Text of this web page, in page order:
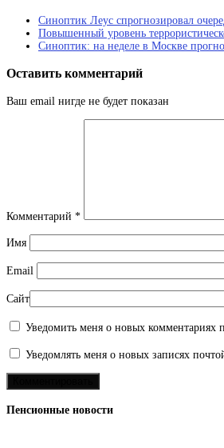
Синоптик Леус спрогнозировал
Повышенный уровень
Синоптик: на неделе в Москве
Оставить комментарий
Ваш email нигде не будет показан
Комментарий *
Имя
Email
Сайт
Уведомить меня о новых комментариях
Уведомлять меня о новых записях
Пенсионные новости